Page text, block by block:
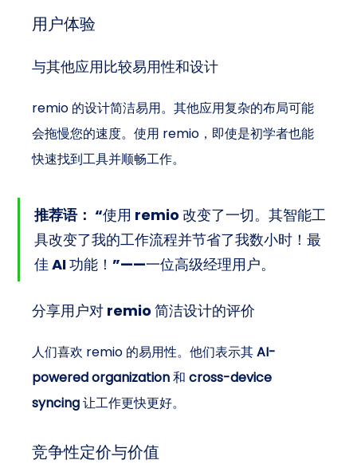
用户体验
与其他应用比较易用性和设计
remio 的设计简洁易用。其他应用复杂的布局可能
会拖慢您的速度。使用 remio，即使是初学者也能
快速找到工具并顺畅工作。
推荐语： “使用 remio 改变了一切。其智能工
具改变了我的工作流程并节省了我数小时！最
佳 AI 功能！”——一位高级经理用户。
分享用户对 remio 简洁设计的评价
人们喜欢 remio 的易用性。他们表示其 AI-
powered organization 和 cross-device
syncing 让工作更快更好。
竞争性定价与价值